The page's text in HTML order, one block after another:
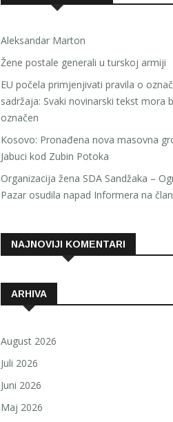
Aleksandar Marton
Žene postale generali u turskoj armiji
EU počela primjenjivati pravila o
sadržaja: Svaki novinarski tekst mora
označen
Kosovo: Pronađena nova masovna
Jabuci kod Zubin Potoka
Organizacija žena SDA Sandžaka –
Pazar osudila napad Informera na
NAJNOVIJI KOMENTARI
ARHIVA
August 2026
Juli 2026
Juni 2026
Maj 2026